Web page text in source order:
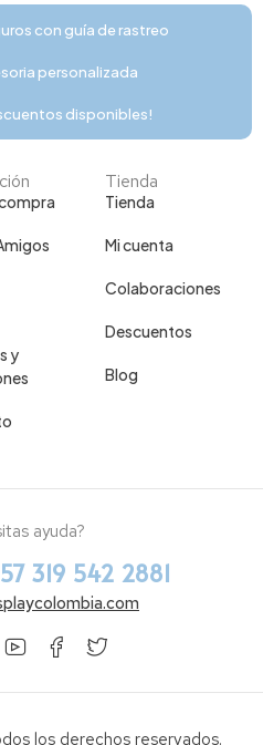
con guía de rastreo
personalizada
disponibles!
y
Tienda
Tienda
Mi cuenta
Colaboraciones
Descuentos
Blog
ayuda?
319 542 2881
los derechos reservados.